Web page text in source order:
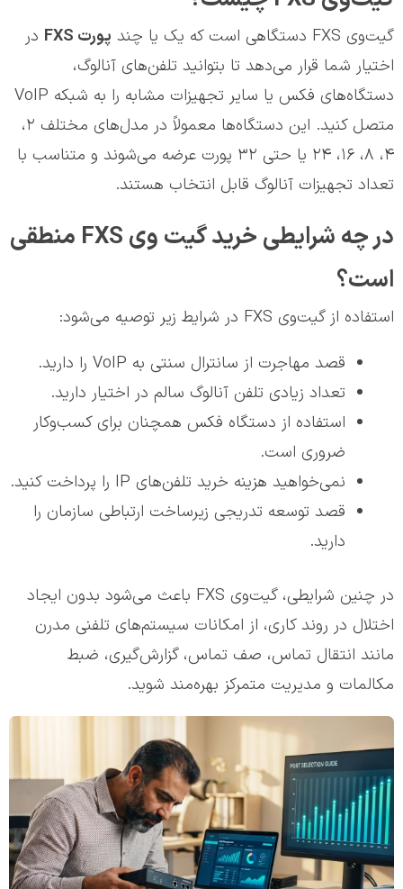
گیت‌وی FXS دستگاهی است که یک یا چند پورت
در
اختیار شما قرار می‌دهد تا بتوانید تلفن‌های آنالوگ،
دستگاه‌های فکس یا سایر تجهیزات مشابه را به شبکه VoIP
متصل کنید. این دستگاه‌ها معمولاً در مدل‌های مختلف ۲،
۴، ۸، ۱۶، ۲۴ یا حتی ۳۲ پورت عرضه می‌شوند و متناسب با
تعداد تجهیزات آنالوگ قابل انتخاب هستند.
در چه شرایطی خرید گیت وی FXS منطقی
است؟
استفاده از گیت‌وی FXS در شرایط زیر توصیه می‌شود:
قصد مهاجرت از سانترال سنتی به VoIP را دارید.
تعداد زیادی تلفن آنالوگ سالم در اختیار دارید.
استفاده از دستگاه فکس همچنان برای کسب‌وکار
ضروری است.
نمی‌خواهید هزینه خرید تلفن‌های IP را پرداخت کنید.
قصد توسعه تدریجی زیرساخت ارتباطی سازمان را
دارید.
در چنین شرایطی، گیت‌وی FXS باعث می‌شود بدون ایجاد
اختلال در روند کاری، از امکانات سیستم‌های تلفنی مدرن
مانند انتقال تماس، صف تماس، گزارش‌گیری، ضبط
مکالمات و مدیریت متمرکز بهره‌مند شوید.